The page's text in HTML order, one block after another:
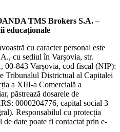
TMS Brokers S.A. –
educaționale
cu caracter personal este
cu sediul în Varșovia, str.
00-843 Varșovia, cod fiscal (NIP):
Tribunalul Districtual al Capitalei
a XIII-a Comercială a
păstrează dosarele de
0000204776, capital social 3
Responsabilul cu protecția
date poate fi contactat prin e-